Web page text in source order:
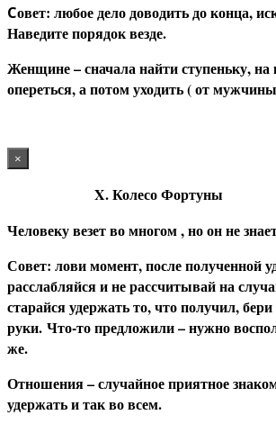
Совет: любое дело доводить до конца,
Наведите порядок везде.
Женщине – сначала найти ступеньку,
опереться, а потом уходить ( от
×
X. Колесо Фортуны
Человеку везет во многом , но он не
Совет: лови момент, после полученной
расслабляйся и не рассчитывай на
старайся удержать то, что получил,
руки. Что-то предложили – нужно
же.
Отношения – случайное приятное
удержать и так во всем.